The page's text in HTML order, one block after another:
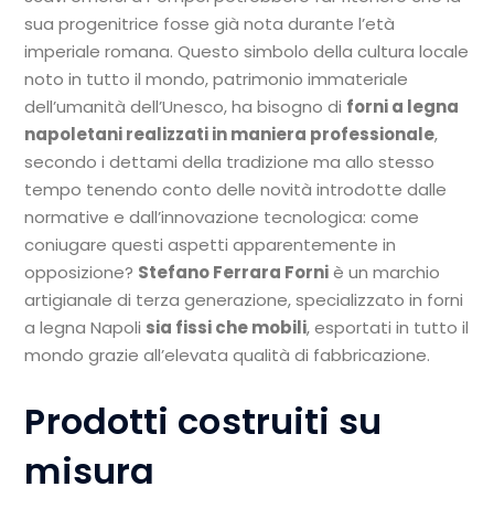
sua progenitrice fosse già nota durante l’età
imperiale romana. Questo simbolo della cultura locale
noto in tutto il mondo, patrimonio immateriale
dell’umanità dell’Unesco, ha bisogno di forni a legna
napoletani realizzati in maniera professionale,
secondo i dettami della tradizione ma allo stesso
tempo tenendo conto delle novità introdotte dalle
normative e dall’innovazione tecnologica: come
coniugare questi aspetti apparentemente in
opposizione? Stefano Ferrara Forniè un marchio
artigianale di terza generazione, specializzato in forni
a legna Napoli sia fissi che mobili, esportati in tutto il
mondo grazie all’elevata qualità di fabbricazione.
Prodotti costruiti su
misura